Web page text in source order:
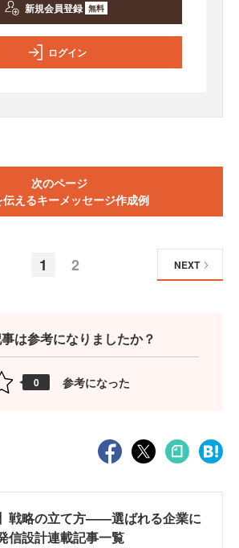
新規会員登録 無料
ログイン
次のページ
伝えるキーメッセージ作成例
1 2 NEXT
は参考になりましたか？
0 参考になった
】戦略の立て方——選ばれる企業に
信設計連載記事一覧